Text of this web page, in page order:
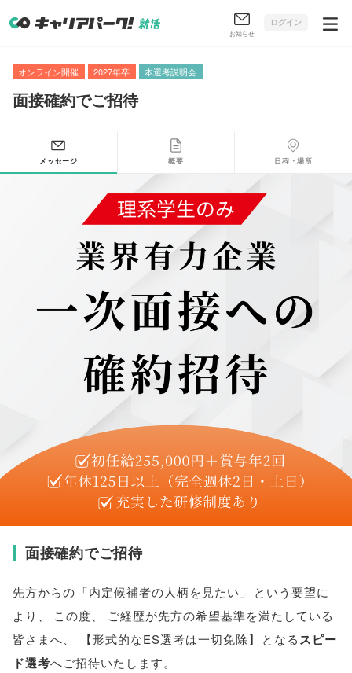
お知らせ
ログイン
オンライン開催 2027年卒 本選考説明会
面接確約でご招待
メッセージ 概要 日程・場所
面接確約でご招待
先方からの 「内定候補者の人柄を見たい 」
という要望に
より 、 この度、
ご経歴が先方の希望基準を満たしている
皆さまへ、 【形式的なES選考は一切免除】 となるスピー
ド選考へご招待いたします。